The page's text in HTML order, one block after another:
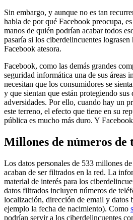
Sin embargo, y aunque no es tan
habla de por qué Facebook preocupa,
manos de quién podrían acabar todos
pasaría si los ciberdelincuentes lograsen
Facebook atesora.
Facebook, como las demás grandes
seguridad informática una de sus áreas
necesitan que los consumidores se
y que sientan que están protegiendo sus
adversidades. Por ello, cuando hay un
este terreno, el efecto que tiene en su
pública es mucho más duro. Y
Millones de números de
Los datos personales de 533 millones
acaban de ser filtrados en la red. La
material de interés para los
datos filtrados incluyen números de
localización, dirección de email y datos
ejemplo la fecha de nacimiento). Como
podrían servir a los ciberdelincuentes